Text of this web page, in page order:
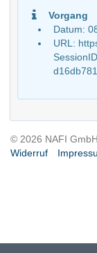
Vorgang
Datum:
URL:
© 2026 NAFI GmbH
Widerruf